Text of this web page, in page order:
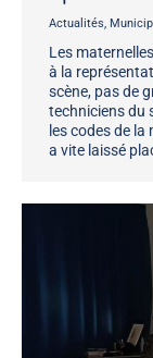
Actualités,
Les
à la
scène, pas de
techniciens du
les codes de
a vite laissé